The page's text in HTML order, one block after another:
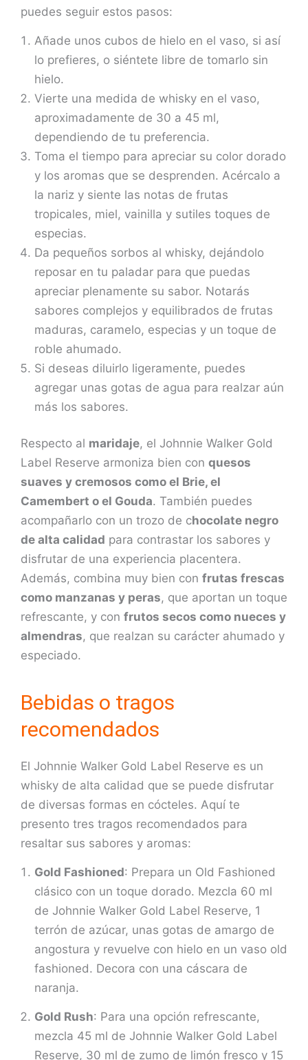
puedes seguir estos pasos:
Añade unos cubos de hielo en el vaso, si así
lo prefieres, o siéntete libre de tomarlo sin
hielo.
Vierte una medida de whisky en el vaso,
aproximadamente de 30 a 45 ml,
dependiendo de tu preferencia.
Toma el tiempo para apreciar su color dorado
y los aromas que se desprenden. Acércalo a
la nariz y siente las notas de frutas
tropicales, miel, vainilla y sutiles toques de
especias.
Da pequeños sorbos al whisky, dejándolo
reposar en tu paladar para que puedas
apreciar plenamente su sabor. Notarás
sabores complejos y equilibrados de frutas
maduras, caramelo, especias y un toque de
roble ahumado.
Si deseas diluirlo ligeramente, puedes
agregar unas gotas de agua para realzar aún
más los sabores.
Respecto al maridaje, el Johnnie Walker Gold
Label Reserve armoniza bien con quesos
suaves y cremosos como el Brie, el
Camembert o el Gouda. También puedes
acompañarlo con un trozo de chocolate negro
de alta calidad para contrastar los sabores y
disfrutar de una experiencia placentera.
Además, combina muy bien con frutas frescas
como manzanas y peras, que aportan un toque
refrescante, y con frutos secos como nueces y
almendras, que realzan su carácter ahumado y
especiado.
Bebidas o tragos
recomendados
El Johnnie Walker Gold Label Reserve es un
whisky de alta calidad que se puede disfrutar
de diversas formas en cócteles. Aquí te
presento tres tragos recomendados para
resaltar sus sabores y aromas:
Gold Fashioned: Prepara un Old Fashioned
clásico con un toque dorado. Mezcla 60 ml
de Johnnie Walker Gold Label Reserve, 1
terrón de azúcar, unas gotas de amargo de
angostura y revuelve con hielo en un vaso old
fashioned. Decora con una cáscara de
naranja.
Gold Rush: Para una opción refrescante,
mezcla 45 ml de Johnnie Walker Gold Label
Reserve, 30 ml de zumo de limón fresco y 15